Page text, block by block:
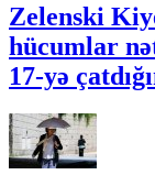
Zelenski
hücumlar
17-yə